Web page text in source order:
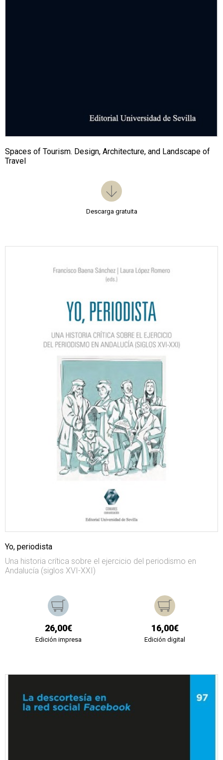
Spaces of Tourism. Design, Architecture, and Landscape of
Travel
Descarga gratuita
Yo, periodista
Una historia crítica sobre el ejercicio del periodismo en
Andalucía (siglos XVI-XXI)
26,00€
Edición impresa
16,00€
Edición digital